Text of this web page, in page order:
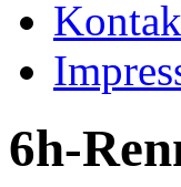
6h-